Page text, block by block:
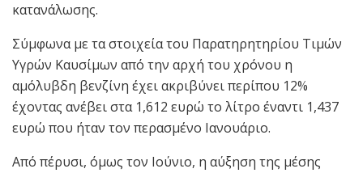
κατανάλωσης.
Σύμφωνα με τα στοιχεία του Παρατηρητηρίου Τιμών
Υγρών Καυσίμων από την αρχή του χρόνου η
αμόλυβδη βενζίνη έχει ακριβύνει περίπου 12%
έχοντας ανέβει στα 1,612 ευρώ το λίτρο έναντι 1,437
ευρώ που ήταν τον περασμένο Ιανουάριο.
Από πέρυσι, όμως τον Ιούνιο, η αύξηση της μέσης